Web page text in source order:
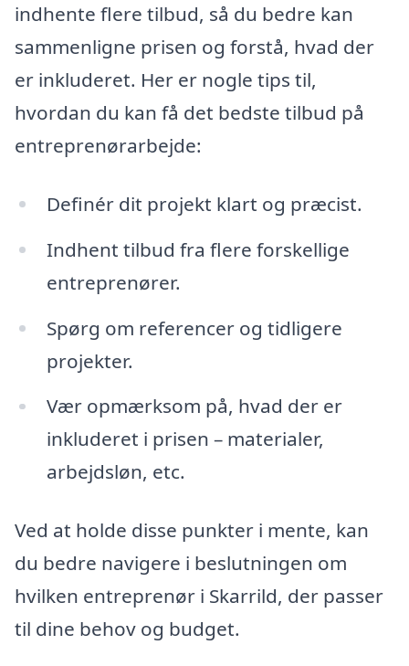
indhente flere tilbud, så du bedre kan
sammenligne prisen og forstå, hvad der
er inkluderet. Her er nogle tips til,
hvordan du kan få det bedste tilbud på
entreprenørarbejde:
Definér dit projekt klart og præcist.
Indhent tilbud fra flere forskellige
entreprenører.
Spørg om referencer og tidligere
projekter.
Vær opmærksom på, hvad der er
inkluderet i prisen – materialer,
arbejdsløn, etc.
Ved at holde disse punkter i mente, kan
du bedre navigere i beslutningen om
hvilken entreprenør i Skarrild, der passer
til dine behov og budget.